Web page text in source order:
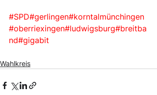
#SPD#gerlingen#korntalmünchingen
#oberriexingen#ludwigsburg#breitba
nd#gigabit
Wahlkreis